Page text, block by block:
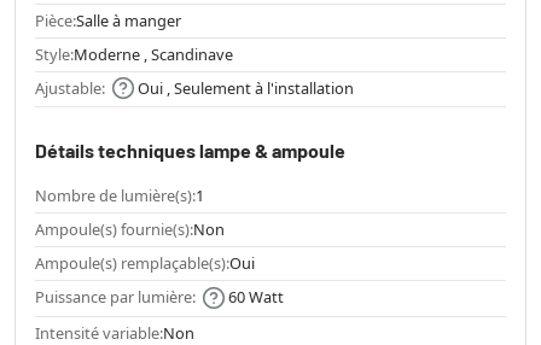
Pièce:Salle à manger
Style:Moderne , Scandinave
Ajustable:
Oui , Seulement à l'installation
Détails techniques lampe & ampoule
Nombre de lumière(s):1
Ampoule(s) fournie(s):Non
Ampoule(s) remplaçable(s):Oui
Puissance par lumière:
60 Watt
Intensité variable:Non